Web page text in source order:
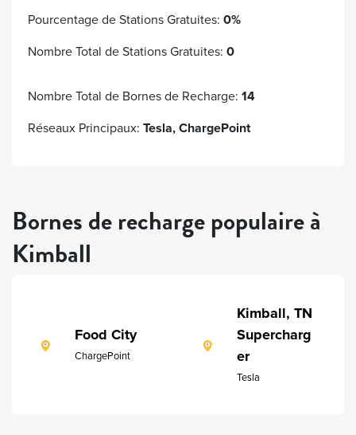
Pourcentage de Stations Gratuites: 0%
Nombre Total de Stations Gratuites: 0
Nombre Total de Bornes de Recharge: 14
Réseaux Principaux: Tesla, ChargePoint
Bornes de recharge populaire à
Kimball
Food City
ChargePoint
Kimball, TN
Supercharg
er
Tesla